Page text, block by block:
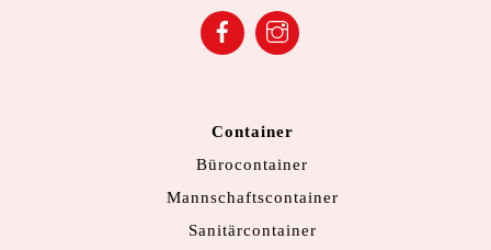
Facebook
Container
Bürocontainer
Mannschaftscontainer
Sanitärcontainer